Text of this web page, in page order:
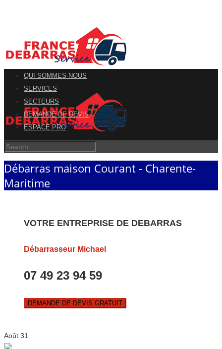
QUI SOMMES-NOUS
SERVICES
SECTEURS
DEMANDE DE DEVIS
ESPACE PRO
Débarras maison Courant - Charente-
Maritime
VOTRE ENTREPRISE DE DEBARRAS
Débarrasseur Michael
07 49 23 94 59
DEMANDE DE DEVIS GRATUIT
Août 31